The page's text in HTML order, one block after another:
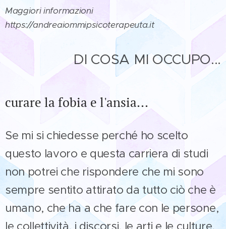
Maggiori informazioni
https://andreaiommipsicoterapeuta.it
DI COSA MI OCCUPO...
curare la fobia e l'ansia...
Se mi si chiedesse perché ho scelto
questo lavoro e questa carriera di studi
non potrei che rispondere che mi sono
sempre sentito attirato da tutto ciò che è
umano, che ha a che fare con le persone,
le collettività, i discorsi, le arti e le culture,